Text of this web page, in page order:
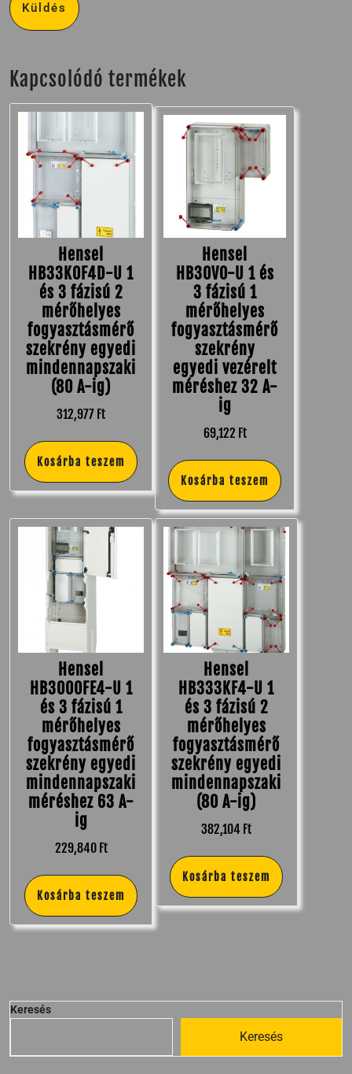
Kapcsolódó termékek
Hensel
HB33K0F4D-U 1
és 3 fázisú 2
mérőhelyes
fogyasztásmérő
szekrény egyedi
mindennapszaki
(80 A-ig)
312,977 Ft
Kosárba teszem
Hensel
HB30V0-U 1 és
3 fázisú 1
mérőhelyes
fogyasztásmérő
szekrény
egyedi vezérelt
méréshez 32 A-
ig
69,122 Ft
Kosárba teszem
Hensel
HB3000FE4-U 1
és 3 fázisú 1
mérőhelyes
fogyasztásmérő
szekrény egyedi
mindennapszaki
méréshez 63 A-
ig
229,840 Ft
Kosárba teszem
Hensel
HB333KF4-U 1
és 3 fázisú 2
mérőhelyes
fogyasztásmérő
szekrény egyedi
mindennapszaki
(80 A-ig)
382,104 Ft
Kosárba teszem
Keresés
Keresés